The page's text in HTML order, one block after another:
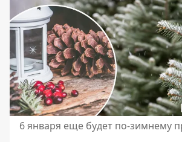
6 января еще будет по-зимнему